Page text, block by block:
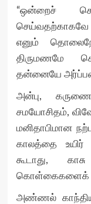
“ஒன்றைச்
எனும்
திருமணமே
தன்னையே
அன்பு,
சமயோசிதம்,
மனிதாபிமான
காலத்தை
கூடாது,
கொள்கைகளைக்
அண்ணல்